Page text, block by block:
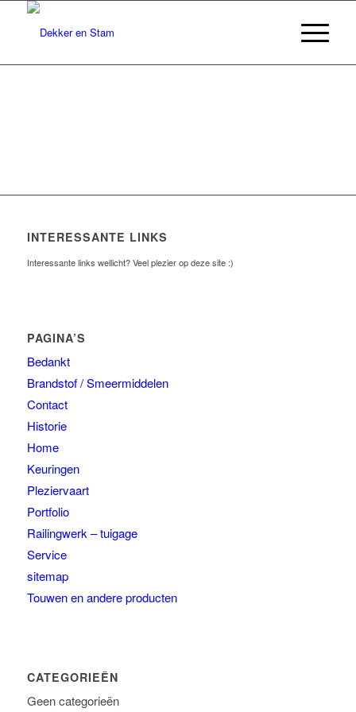
INTERESSANTE LINKS
Interessante links wellicht? Veel plezier op deze site :)
PAGINA’S
Bedankt
Brandstof / Smeermiddelen
Contact
Historie
Home
Keuringen
Pleziervaart
Portfolio
Railingwerk – tuigage
Service
sitemap
Touwen en andere producten
CATEGORIEËN
Geen categorieën